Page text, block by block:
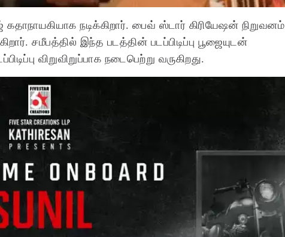
நடிக்கிறார். பைவ் ஸ்டார் கிரியேஷன் நிறுவனம்
சமீபத்தில் இந்த படத்தின் படப்பிடிப்பு பூஜையுடன்
விறுவிறுப்பாக நடைபெற்று வருகிறது.